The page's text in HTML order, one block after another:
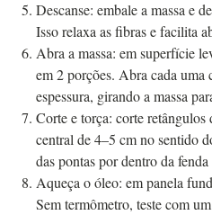
Descanse: embale a massa e
Isso relaxa as fibras e facilita
Abra a massa: em superfície
em 2 porções. Abra cada
espessura, girando a massa
Corte e torça: corte
central de 4–5 cm no sentido
das pontas por dentro da
Aqueça o óleo: em panela
Sem termômetro, teste com